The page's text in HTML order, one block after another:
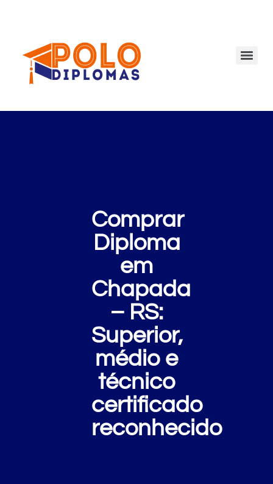
Comprar
Diploma
em
Chapada
– RS:
Superior,
médio e
técnico
certificado
reconhecido